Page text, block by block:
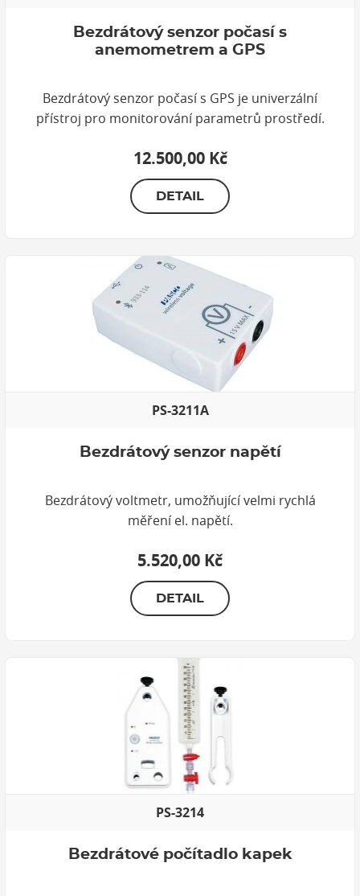
Bezdrátový senzor počasí s
anemometrem a GPS
Bezdrátový senzor počasí s GPS je univerzální
přístroj pro monitorování parametrů prostředí.
12.500,00 Kč
DETAIL
PS-3211A
Bezdrátový senzor napětí
Bezdrátový voltmetr, umožňující velmi rychlá
měření el. napětí.
5.520,00 Kč
DETAIL
PS-3214
Bezdrátové počítadlo kapek